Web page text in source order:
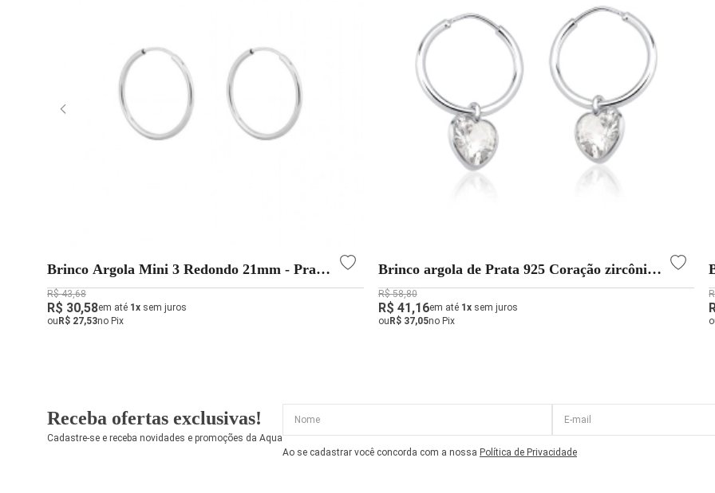
Brinco Argola Mini 3 Redondo 21mm - Prata
925
R$ 43,68
R$ 30,58em até 1x sem juros
ouR$ 27,53no Pix
Brinco argola de Prata 925 Coração zircônia
pendente
R$ 58,80
R$ 41,16em até 1xsem juros
ouR$ 37,05no Pix
Receba ofertas exclusivas!
Cadastre-se e receba novidades e promoções da Aqua
Ao se cadastrar você concorda com a nossa Política de Privacidade